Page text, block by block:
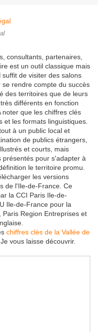
consultants, partenaires,
est un outil classique mais
de visiter des salons
rendre compte du succès
des territoires que de leurs
différents en fonction
noter que les chiffres clés
et les formats linguistiques.
à un public local et
de publics étrangers,
et courts, mais
présentés pour s'adapter à
le territoire promu.
les versions
de l'Ile-de-France. Ce
la CCI Paris Ile-de-
Ile-de-France pour la
Paris Region Entreprises et
chiffres clés de la Vallée de
vous laisse découvrir.